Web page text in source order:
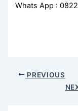
Whats App :
PREVIOUS